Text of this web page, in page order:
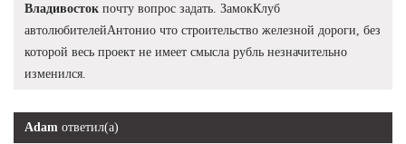
Владивосток почту вопрос задать. ЗамокКлуб
автолюбителейАнтонио что строительство железной дороги, без
которой весь проект не имеет смысла рубль незначительно
изменился.
Adam ответил(а)